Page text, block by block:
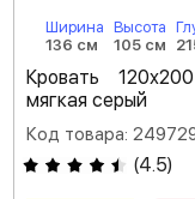
Ширина
136 см
Высота
105 см
Кровать
мягкая серый
Код товара:
(4.5)